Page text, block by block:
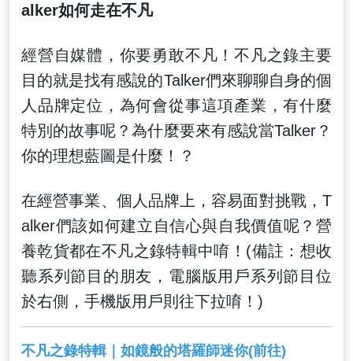
alker如何走在不凡
經營自媒體，你要勇敢不凡！不凡之錄主要
目的就是找有感說的Talker們來聊聊自身的個
人品牌定位，為何會從事這項產業，有什麼
特別的故事呢？為什麼要來有感說當Talker？
你的理想藍圖是什麼！？
在經營事業、個人品牌上，容易面對挑戰，T
alker們該如何建立自信心與自我價值呢？營
養乾貨都在不凡之錄特輯中唷！(備註：想收
聽系列節目的朋友，電腦版用戶系列節目位
於右側，手機版用戶則往下拉唷！)
不凡之錄特輯｜如鏡般的塔羅師迷你(前往)